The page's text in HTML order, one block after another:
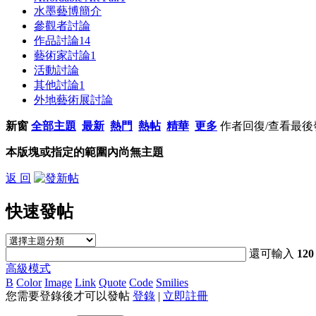
水墨藝博簡介
參觀者討論
作品討論14
藝術家討論1
活動討論
其他討論1
外地藝術展討論
新窗 全部主題 最新 熱門 熱帖 精華 更多 作者回復/查看最後
本版塊或指定的範圍內尚無主題
返 回
快速發帖
還可輸入 120
高級模式
B Color Image Link Quote Code Smilies
您需要登錄後才可以發帖 登錄 | 立即註冊